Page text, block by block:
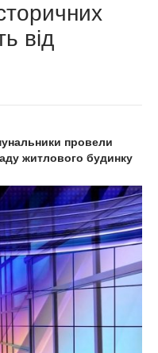
від
провели
житлового будинку